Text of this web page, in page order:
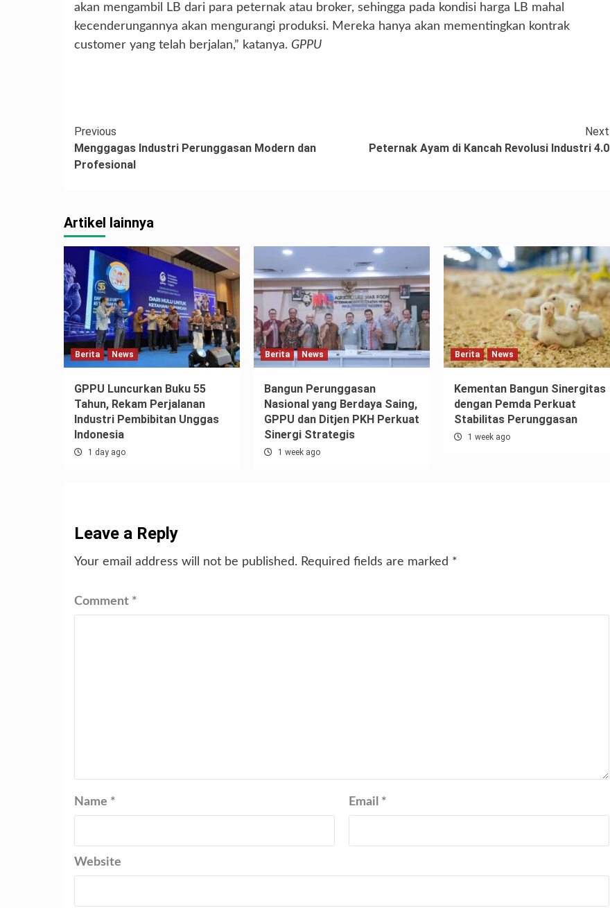
akan mengambil LB dari para peternak atau broker, sehingga pada kondisi harga LB mahal
kecenderungannya akan mengurangi produksi. Mereka hanya akan mementingkan kontrak
customer yang telah berjalan,” katanya. GPPU
Continue
Reading
Previous
Menggagas Industri Perunggasan Modern dan
Profesional
Next
Peternak Ayam di Kancah Revolusi Industri 4.0
Artikel lainnya
Berita News
GPPU Luncurkan Buku 55
Tahun, Rekam Perjalanan
Industri Pembibitan Unggas
Indonesia
1 day ago
Berita News
Bangun Perunggasan
Nasional yang Berdaya Saing,
GPPU dan Ditjen PKH Perkuat
Sinergi Strategis
1 week ago
Berita News
Kementan Bangun Sinergitas
dengan Pemda Perkuat
Stabilitas Perunggasan
1 week ago
Leave a Reply
Your email address will not be published. Required fields are marked *
Comment *
Name * Email *
Website